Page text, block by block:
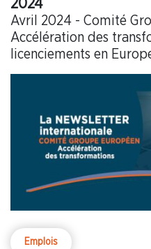
2024
Avril 2024 - Comité
Accélération des
licenciements en
Emplois